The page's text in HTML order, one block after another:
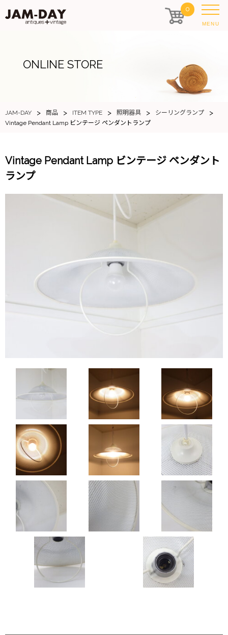
0
MENU
ONLINE STORE
JAM-DAY > 商品 > ITEM TYPE > 照明器具 > シーリングランプ >
Vintage Pendant Lamp ビンテージ ペンダントランプ
Vintage Pendant Lamp ビンテージ ペンダント
ランプ